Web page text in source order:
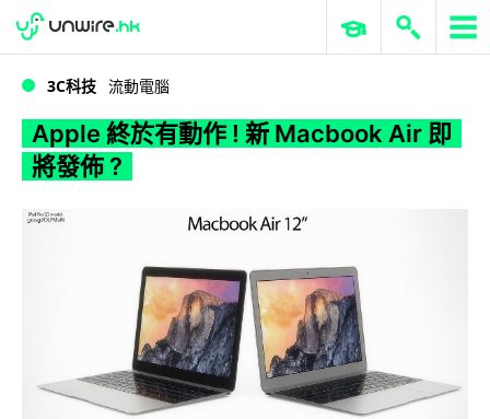
WWDC 2026 ERP 與商業 AI
3C科技 流動電腦
Apple 終於有動作 ! 新 Macbook Air 即
將發佈 ?